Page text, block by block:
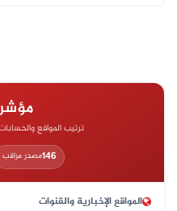
ترتيب المواقع
146مصدر مراقب
المواقع الإخبارية والقنوات